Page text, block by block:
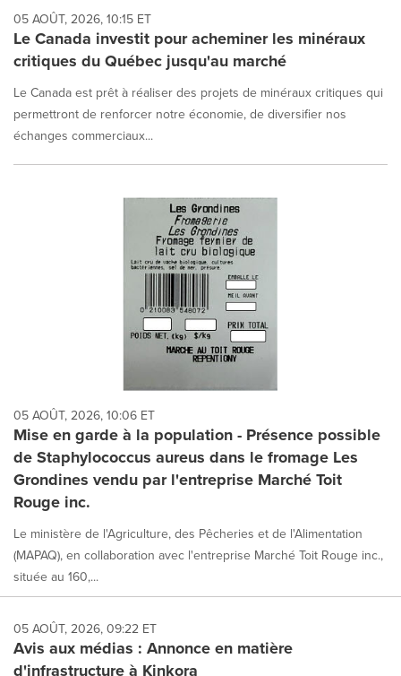
05 AOÛT, 2026, 10:15 ET
Le Canada investit pour acheminer les minéraux
critiques du Québec jusqu'au marché
Le Canada est prêt à réaliser des projets de minéraux critiques qui
permettront de renforcer notre économie, de diversifier nos
échanges commerciaux...
05 AOÛT, 2026, 10:06 ET
Mise en garde à la population - Présence possible
de Staphylococcus aureus dans le fromage Les
Grondines vendu par l'entreprise Marché Toit
Rouge inc.
Le ministère de l'Agriculture, des Pêcheries et de l'Alimentation
(MAPAQ), en collaboration avec l'entreprise Marché Toit Rouge inc.,
située au 160,...
05 AOÛT, 2026, 09:22 ET
Avis aux médias : Annonce en matière
d'infrastructure à Kinkora